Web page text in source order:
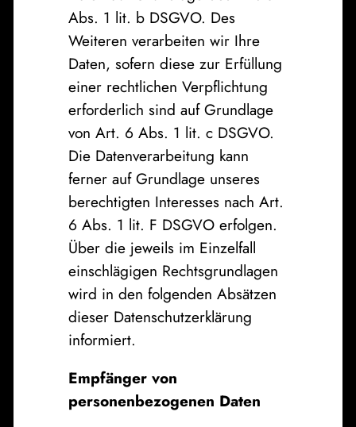
Abs. 1 lit. b DSGVO. Des
Weiteren verarbeiten wir Ihre
Daten, sofern diese zur Erfüllung
einer rechtlichen Verpflichtung
erforderlich sind auf Grundlage
von Art. 6 Abs. 1 lit. c DSGVO.
Die Datenverarbeitung kann
ferner auf Grundlage unseres
berechtigten Interesses nach Art.
6 Abs. 1 lit. F DSGVO erfolgen.
Über die jeweils im Einzelfall
einschlägigen Rechtsgrundlagen
wird in den folgenden Absätzen
dieser Datenschutzerklärung
informiert.
Empfänger von
personenbezogenen Daten